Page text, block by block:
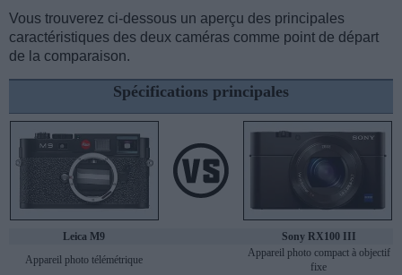
Vous trouverez ci-dessous un aperçu des principales
caractéristiques des deux caméras comme point de départ
de la comparaison.
Spécifications principales
Leica M9
Sony RX100 III
Appareil photo télémétrique
Appareil photo compact à objectif
fixe